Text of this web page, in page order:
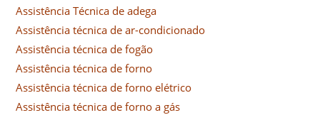
Assistência Técnica de adega
Assistência técnica de ar-condicionado
Assistência técnica de fogão
Assistência técnica de forno
Assistência técnica de forno elétrico
Assistência técnica de forno a gás